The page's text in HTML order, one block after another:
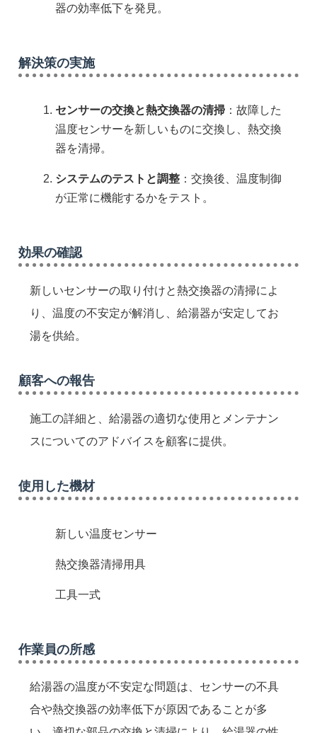
器の効率低下を発見。
解決策の実施
センサーの交換と熱交換器の清掃 ：故障した
温度センサーを新しいものに交換し、熱交換
器を清掃。
システムのテストと調整 ：交換後、温度制御
が正常に機能するかをテスト。
効果の確認
新しいセンサーの取り付けと熱交換器の清掃によ
り、温度の不安定が解消し、給湯器が安定してお
湯を供給。
顧客への報告
施工の詳細と、給湯器の適切な使用とメンテナン
スについてのアドバイスを顧客に提供。
使用した機材
新しい温度センサー
熱交換器清掃用具
工具一式
作業員の所感
給湯器の温度が不安定な問題は、センサーの不具
合や熱交換器の効率低下が原因であることが多